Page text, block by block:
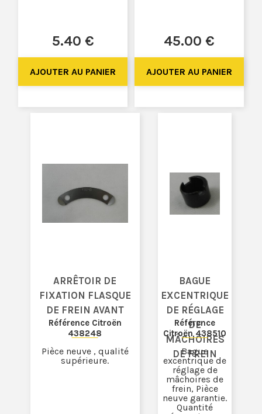
5.40 € 45.00 €
ARRÊTOIR DE
FIXATION FLASQUE
DE FREIN AVANT
Référence Citroën
438248
Pièce neuve , qualité
supérieure.
BAGUE
EXCENTRIQUE
DE RÉGLAGE
DE
MÂCHOIRES
DE FREIN
Référence
Citroën 438510
Bague
excentrique de
réglage de
mâchoires de
frein, Pièce
neuve garantie.
Quantité